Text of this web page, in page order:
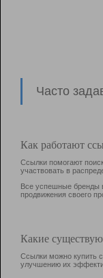
Часто
Как работают
Ссылки помогают
участвовать в
Все успешные бренды
продвижения своего
Какие
Ссылки можно купить
улучшению их